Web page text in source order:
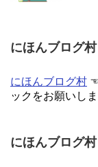
にほんブログ村
にほんブログ村
ックをお願いしま
にほんブログ村